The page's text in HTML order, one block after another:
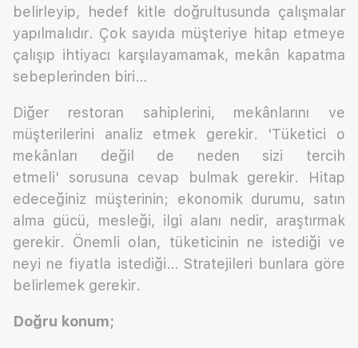
belirleyip, hedef kitle doğrultusunda çalışmalar
yapılmalıdır. Çok sayıda müşteriye hitap etmeye
çalışıp ihtiyacı karşılayamamak, mekân kapatma
sebeplerinden biri…
Diğer restoran sahiplerini, mekânlarını ve
müşterilerini analiz etmek gerekir. 'Tüketici o
mekânları değil de neden sizi tercih
etmeli' sorusuna cevap bulmak gerekir. Hitap
edeceğiniz müşterinin; ekonomik durumu, satın
alma gücü, mesleği, ilgi alanı nedir, araştırmak
gerekir. Önemli olan, tüketicinin ne istediği ve
neyi ne fiyatla istediği… Stratejileri bunlara göre
belirlemek gerekir.
Doğru konum;